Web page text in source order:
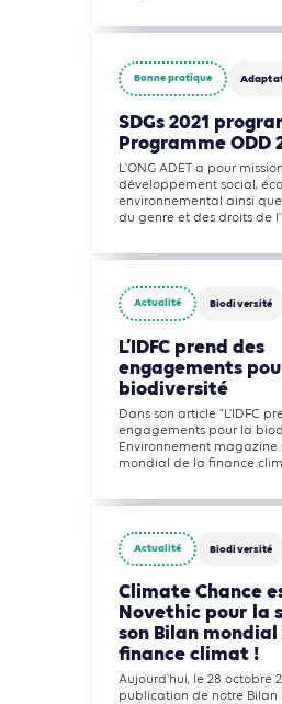
Bonne pratique
SDGs 2021
Programme ODD
L'ONG ADET a pour
développement social,
environnemental ainsi
du genre et des droits de
Actualité Biodiversité
L’IDFC prend des
engagements
biodiversité
Dans son article "L’IDFC
engagements pour la
Environnement magazine
mondial de la finance
Actualité Biodiversité
Climate Chance
Novethic pour la
son Bilan mondial
finance climat !
Aujourd'hui, le 28 octobre
publication de notre